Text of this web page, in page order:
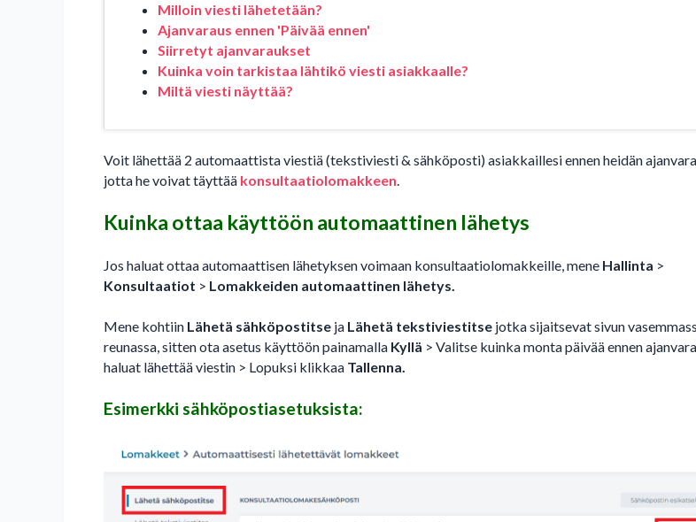
Milloin viesti lähetetään?
Ajanvaraus ennen 'Päivää ennen'
Siirretyt ajanvaraukset
Kuinka voin tarkistaa lähtikö viesti asiakkaalle?
Miltä viesti näyttää?
Voit lähettää 2 automaattista viestiä (tekstiviesti & sähköposti) asiakkaillesi ennen heidän
jotta he voivat täyttää konsultaatiolomakkeen.
Kuinka ottaa käyttöön automaattinen lähetys
Jos haluat ottaa automaattisen lähetyksen voimaan konsultaatiolomakkeille, mene Hallinta >
Konsultaatiot > Lomakkeiden automaattinen lähetys.
Mene kohtiin Lähetä sähköpostitse ja Lähetä tekstiviestitse jotka sijaitsevat sivun
reunassa, sitten ota asetus käyttöön painamalla Kyllä > Valitse kuinka monta päivää ennen
haluat lähettää viestin > Lopuksi klikkaa Tallenna.
Esimerkki sähköpostiasetuksista: